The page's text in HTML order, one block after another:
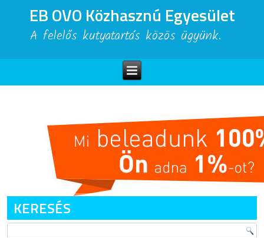
EB OVO Közhasznú Egyesület
A felelős kutyatartás közös ügyünk.
KERESÉS